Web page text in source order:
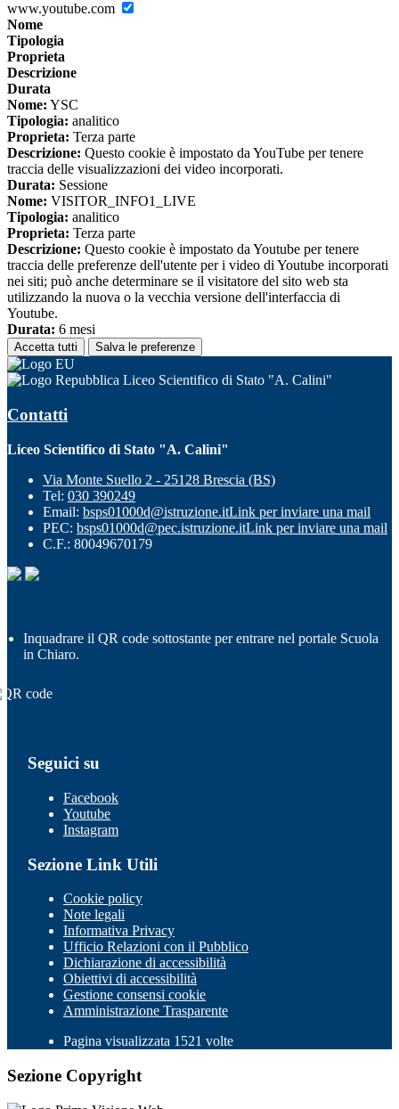
www.youtube.com
Nome
Tipologia
Proprieta
Descrizione
Durata
Nome: YSC
Tipologia: analitico
Proprieta: Terza parte
Descrizione: Questo cookie è impostato da YouTube per tenere
traccia delle visualizzazioni dei video incorporati.
Durata: Sessione
Nome: VISITOR_INFO1_LIVE
Tipologia: analitico
Proprieta: Terza parte
Descrizione: Questo cookie è impostato da Youtube per tenere
traccia delle preferenze dell'utente per i video di Youtube incorporati
nei siti; può anche determinare se il visitatore del sito web sta
utilizzando la nuova o la vecchia versione dell'interfaccia di
Youtube.
Durata: 6 mesi
Accetta tutti Salva le preferenze
Liceo Scientifico di Stato "A. Calini"
Contatti
Liceo Scientifico di Stato "A. Calini"
Via Monte Suello 2 - 25128 Brescia (BS)
Tel: 030 390249
Email: bsps01000d@istruzione.itLink per inviare una mail
PEC: bsps01000d@pec.istruzione.itLink per inviare una mail
C.F.: 80049670179
Inquadrare il QR code sottostante per entrare nel portale Scuola
in Chiaro.
Seguici su
Facebook
Youtube
Instagram
Sezione Link Utili
Cookie policy
Note legali
Informativa Privacy
Ufficio Relazioni con il Pubblico
Dichiarazione di accessibilità
Obiettivi di accessibilità
Gestione consensi cookie
Amministrazione Trasparente
Pagina visualizzata 1521 volte
Sezione Copyright